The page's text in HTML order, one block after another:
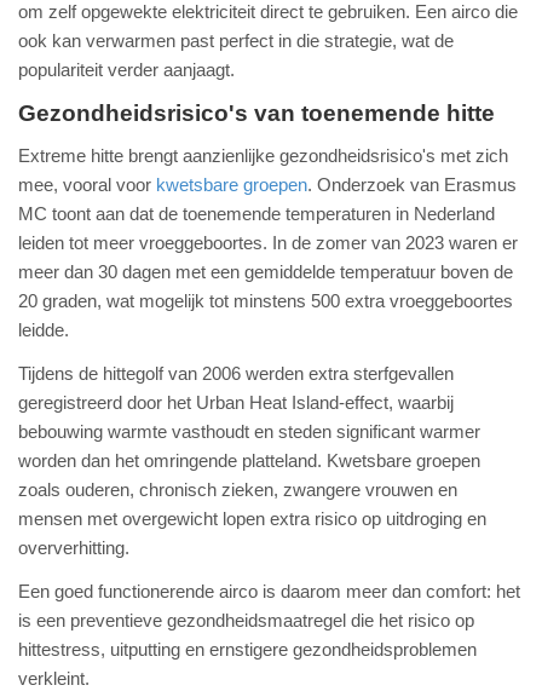
om zelf opgewekte elektriciteit direct te gebruiken. Een airco die
ook kan verwarmen past perfect in die strategie, wat de
populariteit verder aanjaagt.
Gezondheidsrisico's van toenemende hitte
Extreme hitte brengt aanzienlijke gezondheidsrisico's met zich
mee, vooral voor kwetsbare groepen. Onderzoek van Erasmus
MC toont aan dat de toenemende temperaturen in Nederland
leiden tot meer vroeggeboortes. In de zomer van 2023 waren er
meer dan 30 dagen met een gemiddelde temperatuur boven de
20 graden, wat mogelijk tot minstens 500 extra vroeggeboortes
leidde.
Tijdens de hittegolf van 2006 werden extra sterfgevallen
geregistreerd door het Urban Heat Island-effect, waarbij
bebouwing warmte vasthoudt en steden significant warmer
worden dan het omringende platteland. Kwetsbare groepen
zoals ouderen, chronisch zieken, zwangere vrouwen en
mensen met overgewicht lopen extra risico op uitdroging en
oververhitting.
Een goed functionerende airco is daarom meer dan comfort: het
is een preventieve gezondheidsmaatregel die het risico op
hittestress, uitputting en ernstigere gezondheidsproblemen
verkleint.